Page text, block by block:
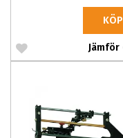
KÖP
Jämför